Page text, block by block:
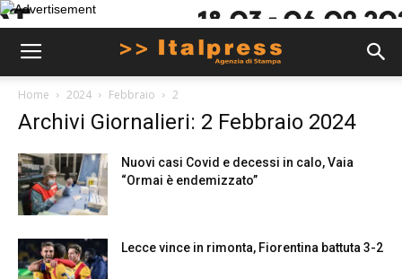
Home 2024 Febbraio 2
Archivi Giornalieri: 2 Febbraio 2024
Nuovi casi Covid e decessi in calo, Vaia
“Ormai è endemizzato”
Lecce vince in rimonta, Fiorentina battuta 3-2